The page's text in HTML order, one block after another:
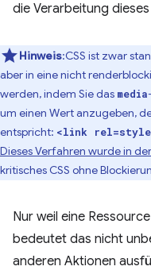
die Verarbeitung
Hinweis:CSS ist zwar
aber in eine nicht
werden, indem Sie das media
um einen Wert anzugeben,
entspricht: <link
Dieses Verfahren wurde in
kritisches CSS ohne
Nur weil eine
bedeutet das nicht
anderen Aktionen